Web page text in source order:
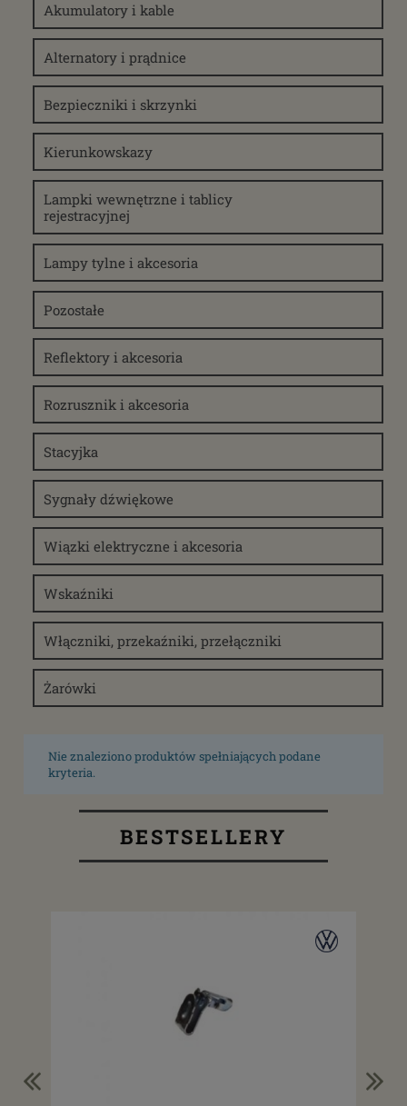
Akumulatory i kable
Alternatory i prądnice
Bezpieczniki i skrzynki
Kierunkowskazy
Lampki wewnętrzne i tablicy
rejestracyjnej
Lampy tylne i akcesoria
Pozostałe
Reflektory i akcesoria
Rozrusznik i akcesoria
Stacyjka
Sygnały dźwiękowe
Wiązki elektryczne i akcesoria
Wskaźniki
Włączniki, przekaźniki, przełączniki
Żarówki
Nie znaleziono produktów spełniających podane
kryteria.
BESTSELLERY